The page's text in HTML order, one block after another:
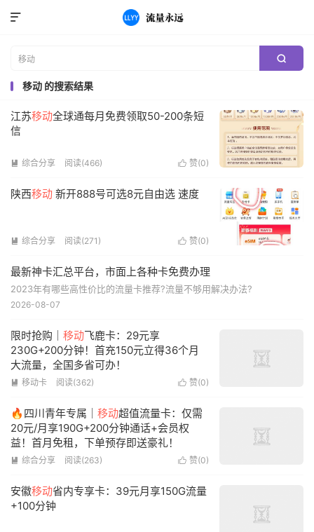


移动 的搜索结果
江苏移动全球通每月免费领取50-200条短
信
 赞(0)
 综合分享 阅读(466)
陕西移动 新开888号可选8元自由选 速度
 赞(0)
 综合分享 阅读(271)
最新神卡汇总平台，市面上各种卡免费办理
2023年有哪些高性价比的流量卡推荐?流量不够用解决办法?
2026-08-07
限时抢购｜ 移动飞鹿卡：29元享
230G+200分钟！首充150元立得36个月
大流量，全国多省可办！
 赞(0)
 移动卡 阅读(362)
🔥四川青年专属｜ 移动超值流量卡：仅需
20元/月享190G+200分钟通话+会员权
益！首月免租，下单预存即送豪礼！
 赞(0)
 综合分享 阅读(263)
安徽移动省内专享卡：39元月享150G流量
+100分钟